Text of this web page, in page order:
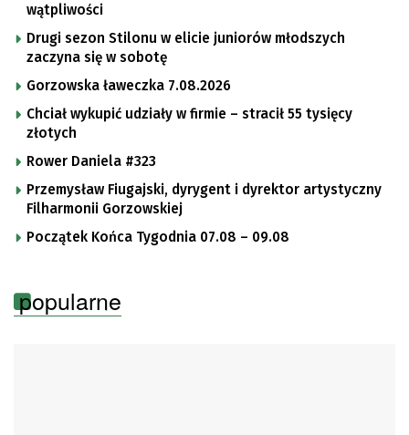
wątpliwości
Drugi sezon Stilonu w elicie juniorów młodszych
zaczyna się w sobotę
Gorzowska ławeczka 7.08.2026
Chciał wykupić udziały w firmie – stracił 55 tysięcy
złotych
Rower Daniela #323
Przemysław Fiugajski, dyrygent i dyrektor artystyczny
Filharmonii Gorzowskiej
Początek Końca Tygodnia 07.08 – 09.08
popularne